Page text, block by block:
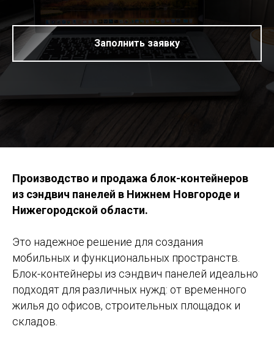
Заполнить заявку
Производство и продажа блок-контейнеров
из сэндвич панелей в Нижнем Новгороде и
Нижегородской области.
Это надежное решение для создания
мобильных и функциональных пространств.
Блок-контейнеры из сэндвич панелей идеально
подходят для различных нужд: от временного
жилья до офисов, строительных площадок и
складов.